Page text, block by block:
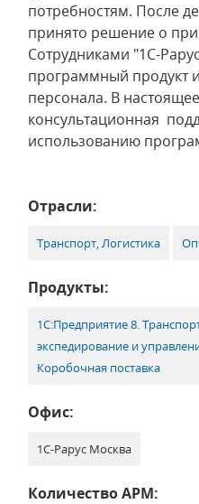
потребностям. После
принято решение о
Сотрудниками "1С-
программный продукт
персонала. В
консультационная
использованию
Отрасли:
Транспорт, Логистика
Продукты:
1С:Предприятие 8.
экспедирование и
Коробочная поставка
Офис:
1С-Рарус Москва
Количество АРМ: